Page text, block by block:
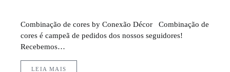
Combinação de cores by Conexão Décor Combinação de
cores é campeã de pedidos dos nossos seguidores!
Recebemos…
LEIA MAIS